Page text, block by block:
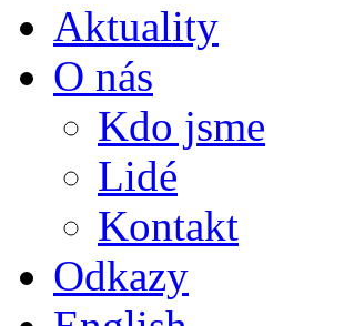
Aktuality
O nás
Kdo jsme
Lidé
Kontakt
Odkazy